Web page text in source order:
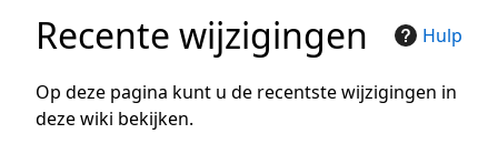
Hulp
Recente wijzigingen
Op deze pagina kunt u de recentste wijzigingen in
deze wiki bekijken.